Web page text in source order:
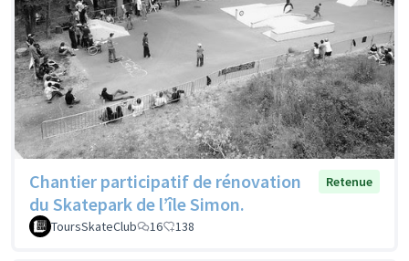
Chantier participatif de rénovation
du Skatepark de l’île Simon.
Retenue
ToursSkateClub 16 138